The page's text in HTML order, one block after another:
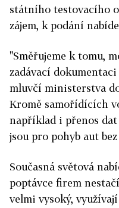
státního testovacího
zájem, k podání
"Směřujeme k tomu,
zadávací
mluvčí ministerstva
Kromě samořídících
například i přenos
jsou pro pohyb aut
Současná světová
poptávce firem
velmi vysoký,